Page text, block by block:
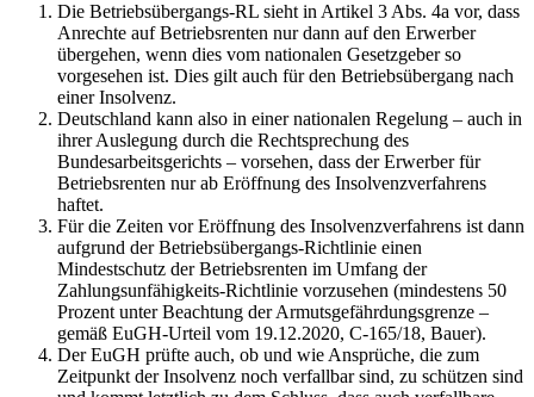
Die Betriebsübergangs-RL sieht in Artikel 3 Abs. 4a vor, dass
Anrechte auf Betriebsrenten nur dann auf den Erwerber
übergehen, wenn dies vom nationalen Gesetzgeber so
vorgesehen ist. Dies gilt auch für den Betriebsübergang nach
einer Insolvenz.
Deutschland kann also in einer nationalen Regelung – auch in
ihrer Auslegung durch die Rechtsprechung des
Bundesarbeitsgerichts – vorsehen, dass der Erwerber für
Betriebsrenten nur ab Eröffnung des Insolvenzverfahrens
haftet.
Für die Zeiten vor Eröffnung des Insolvenzverfahrens ist dann
aufgrund der Betriebsübergangs-Richtlinie einen
Mindestschutz der Betriebsrenten im Umfang der
Zahlungsunfähigkeits-Richtlinie vorzusehen (mindestens 50
Prozent unter Beachtung der Armutsgefährdungsgrenze –
gemäß EuGH-Urteil vom 19.12.2020, C-165/18, Bauer).
Der EuGH prüfte auch, ob und wie Ansprüche, die zum
Zeitpunkt der Insolvenz noch verfallbar sind, zu schützen sind